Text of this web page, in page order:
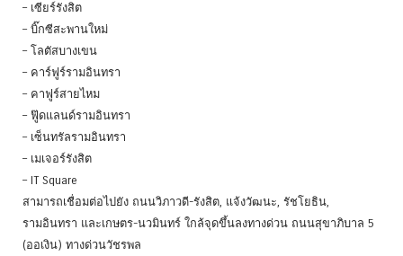
– เซียร์รังสิต
– บิ๊กซีสะพานใหม่
– โลตัสบางเขน
– คาร์ฟูร์รามอินทรา
– คาฟูร์สายไหม
– ฟู๊ดแลนด์รามอินทรา
– เซ็นทรัลรามอินทรา
– เมเจอร์รังสิต
– IT Square
สามารถเชื่อมต่อไปยัง ถนนวิภาวดี-รังสิต, แจ้งวัฒนะ, รัชโยธิน,
รามอินทรา และเกษตร-นวมินทร์ ใกล้จุดขึ้นลงทางด่วน ถนนสุขาภิบาล 5
(ออเงิน) ทางด่วนวัชรพล